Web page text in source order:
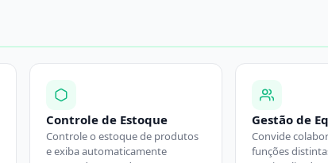
Controle de Estoque
Controle o estoque de produtos
e exiba automaticamente
Gestão de
Convide
funções